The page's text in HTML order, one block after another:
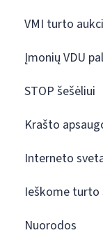
VMI turto
Įmonių VDU
STOP šešėliui
Krašto
Interneto
Ieškome turto
Nuorodos